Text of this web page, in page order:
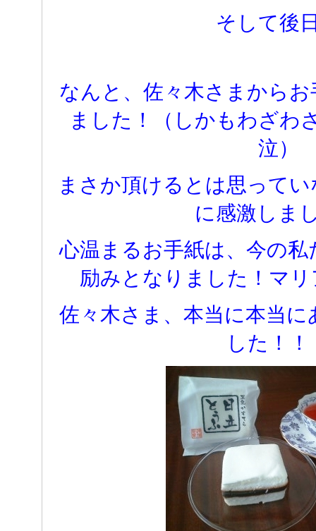
そして後
なんと、佐々木さまから
ました！（しかもわざわ
泣）
まさか頂けるとは思って
に感激しま
心温まるお手紙は、今の
励みとなりました！マ
佐々木さま、本当に本当
した！！